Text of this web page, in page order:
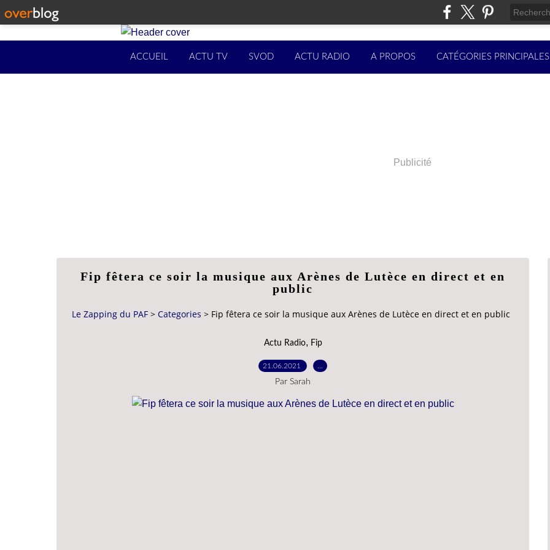
ACCUEIL ACTU TV SVOD ACTU RADIO A PROPOS CATÉGORIES PRINCIPALES
Publicité
Fip fêtera ce soir la musique aux Arènes de Lutèce en direct et en
public
Le Zapping du PAF > Categories > Fip fêtera ce soir la musique aux Arènes de Lutèce en direct et en public
Actu Radio, Fip
21.06.2021
Par Sarah